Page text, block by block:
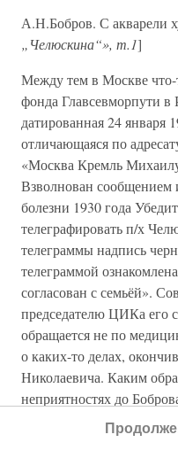
А.Н.Бобров. С акварели
„Челюскина“», т.1]
Между тем в Москве
фонда Главсевморпути
датированная 24 января
отличающаяся по
«Москва Кремль
Взволнован сообщением
болезни 1930 года
телеграфировать п/х
телеграммы надпись
телеграммой
согласован с семьёй».
председателю ЦИКа его
обращается не по
о каких-то делах,
Николаевича. Каким
неприятностях до
радисты Кренкель или
телеграмму Калинину